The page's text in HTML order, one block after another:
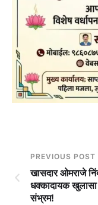
PREVIOUS POST
खासदार ओमराजे
धक्कादायक खुलासा
संभ्रम!